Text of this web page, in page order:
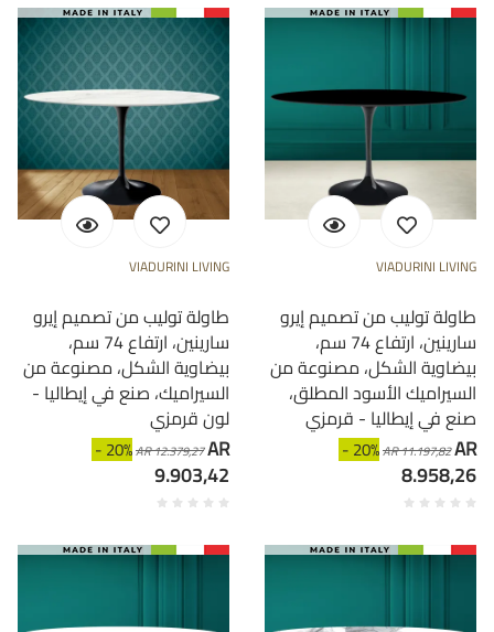
VIADURINI LIVING
طاولة توليب من تصميم إيرو
سارينين، ارتفاع 74 سم،
بيضاوية الشكل، مصنوعة من
السيراميك، صنع في إيطاليا -
لون قرمزي
- 20%AR 12.379,27AR
9.903,42
VIADURINI LIVING
طاولة توليب من تصميم إيرو
سارينين، ارتفاع 74 سم،
بيضاوية الشكل، مصنوعة من
السيراميك الأسود المطلق،
صنع في إيطاليا - قرمزي
- 20%AR 11.197,82AR
8.958,26